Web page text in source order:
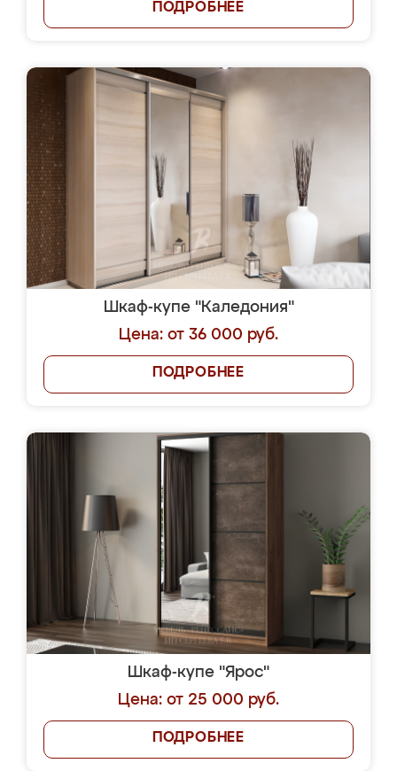
ПОДРОБНЕЕ
Шкаф-купе "Каледония"
Цена: от 36 000 руб.
ПОДРОБНЕЕ
Шкаф-купе "Ярос"
Цена: от 25 000 руб.
ПОДРОБНЕЕ